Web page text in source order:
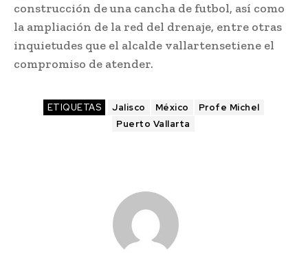
construcción de una cancha de futbol, así como
la ampliación de la red del drenaje, entre otras
inquietudes que el alcalde vallartensetiene el
compromiso de atender.
ETIQUETAS Jalisco México
Profe Michel
Puerto Vallarta